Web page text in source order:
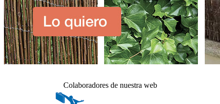
Colaboradores de nuestra web